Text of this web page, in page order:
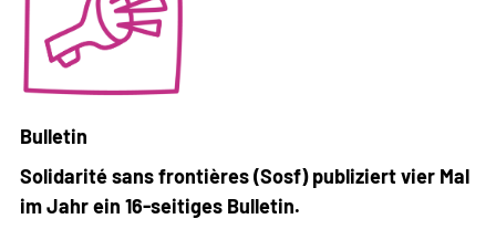
Bulletin
Solidarité sans frontières (Sosf) publiziert vier Mal
im Jahr ein 16-seitiges Bulletin.